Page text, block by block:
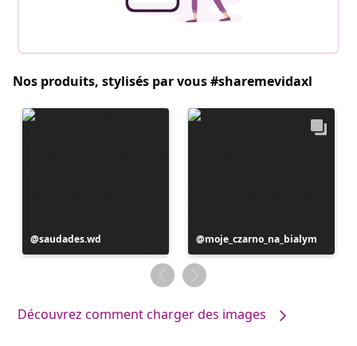
Nos produits, stylisés par vous #sharemevidaxl
Publication
publiée
saudades.wd
Publication
publiée
par
moje_czarno_na_bialym
Découvrez comment charger des images